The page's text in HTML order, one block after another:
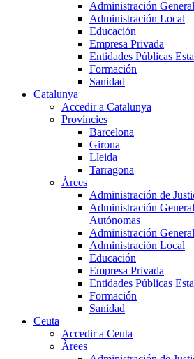
Administración
Administración Local
Educación
Empresa Privada
Entidades Públicas
Formación
Sanidad
Catalunya
Accedir a Catalunya
Províncies
Barcelona
Girona
Lleida
Tarragona
Àrees
Administración de
Administración
Autónomas
Administración
Administración Local
Educación
Empresa Privada
Entidades Públicas
Formación
Sanidad
Ceuta
Accedir a Ceuta
Àrees